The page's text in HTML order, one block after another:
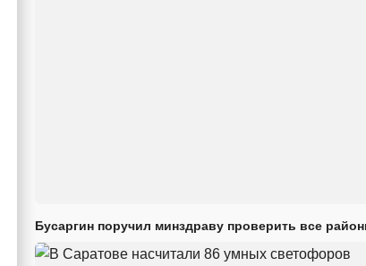
Бусаргин поручил минздраву проверить все